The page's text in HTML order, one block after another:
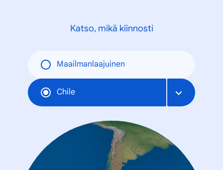
Katso, mikä kiinnosti
Maailmanlaajuinen
Chile